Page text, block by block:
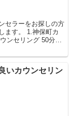
セラーをお探しの方
ます。 1.神保町カ
いカウンセリン